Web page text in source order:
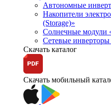
Автономные
Накопители
(Storage)»
Солнечные модули
Сетевые
Скачать каталог
Скачать мобильный